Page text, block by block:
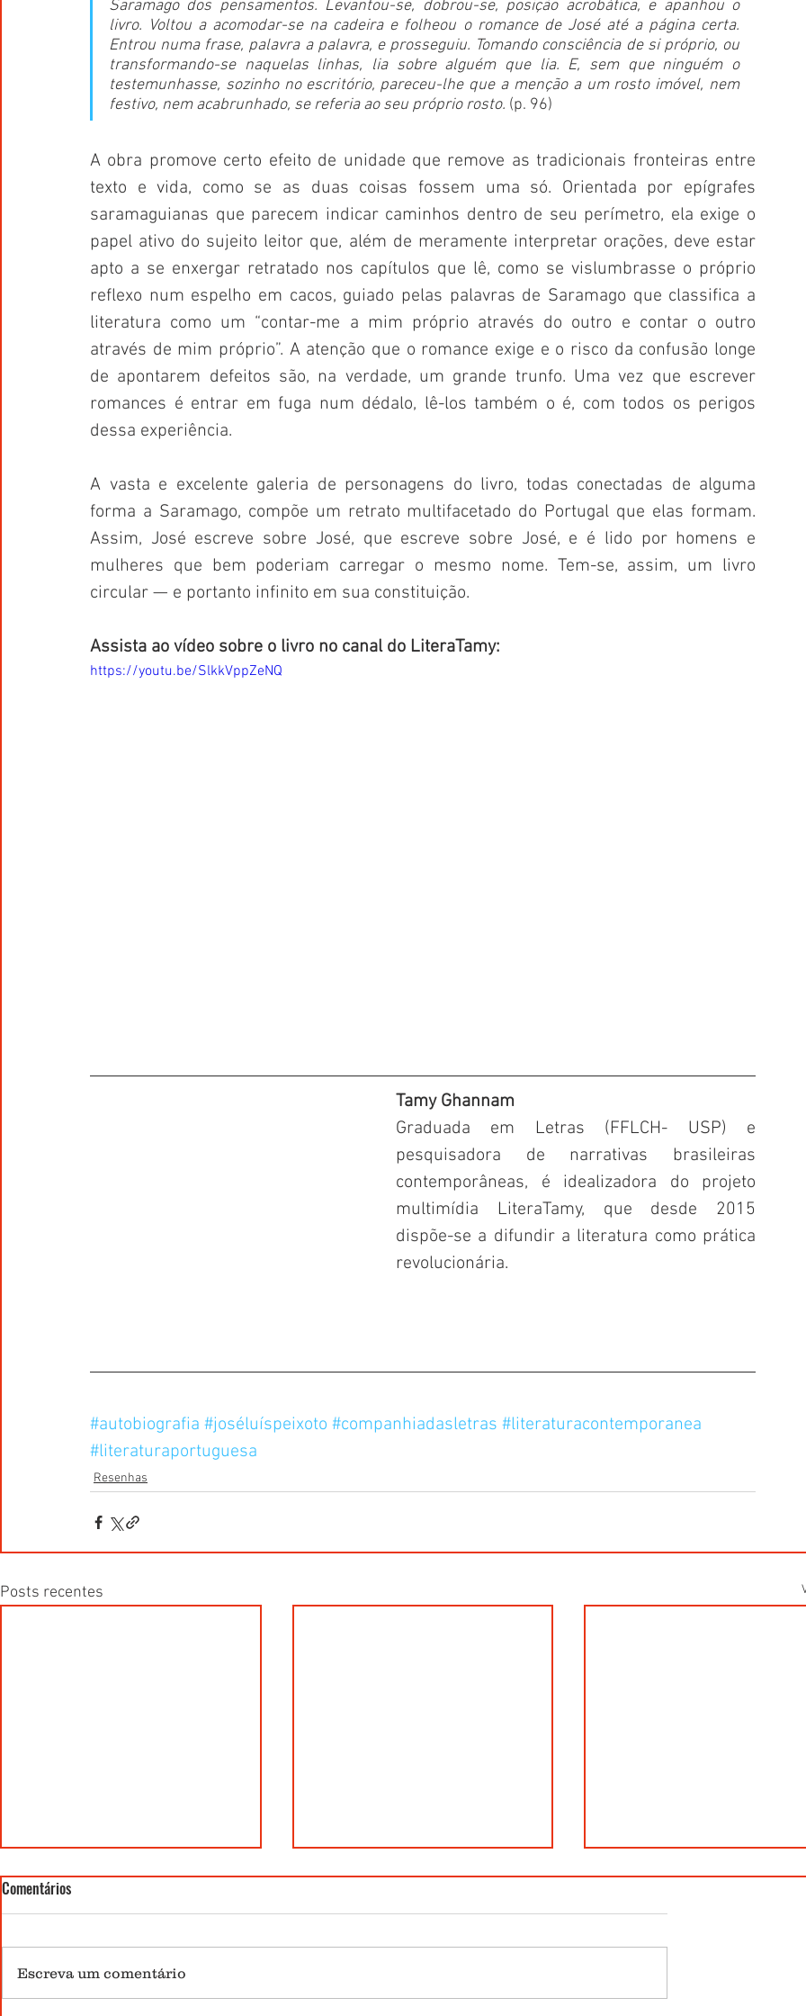
Saramago dos pensamentos. Levantou-se, dobrou-se, posição acrobática, e apanhou o
livro. Voltou a acomodar-se na cadeira e folheou o romance de José até a página certa.
Entrou numa frase, palavra a palavra, e prosseguiu. Tomando consciência de si próprio, ou
transformando-se naquelas linhas, lia sobre alguém que lia. E, sem que ninguém o
testemunhasse, sozinho no escritório, pareceu-lhe que a menção a um rosto imóvel, nem
festivo, nem acabrunhado, se referia ao seu próprio rosto. (p. 96)
A obra promove certo efeito de unidade que remove as tradicionais fronteiras entre
texto e vida, como se as duas coisas fossem uma só. Orientada por epígrafes
saramaguianas que parecem indicar caminhos dentro de seu perímetro, ela exige o
papel ativo do sujeito leitor que, além de meramente interpretar orações, deve estar
apto a se enxergar retratado nos capítulos que lê, como se vislumbrasse o próprio
reflexo num espelho em cacos, guiado pelas palavras de Saramago que classifica a
literatura como um “contar-me a mim próprio através do outro e contar o outro
através de mim próprio”. A atenção que o romance exige e o risco da confusão longe
de apontarem defeitos são, na verdade, um grande trunfo. Uma vez que escrever
romances é entrar em fuga num dédalo, lê-los também o é, com todos os perigos
dessa experiência.
A vasta e excelente galeria de personagens do livro, todas conectadas de alguma
forma a Saramago, compõe um retrato multifacetado do Portugal que elas formam.
Assim, José escreve sobre José, que escreve sobre José, e é lido por homens e
mulheres que bem poderiam carregar o mesmo nome. Tem-se, assim, um livro
circular — e portanto infinito em sua constituição.
Assista ao vídeo sobre o livro no canal do LiteraTamy:
https://youtu.be/SlkkVppZeNQ
Tamy Ghannam
Graduada em Letras (FFLCH- USP) e
pesquisadora de narrativas brasileiras
contemporâneas, é idealizadora do projeto
multimídia LiteraTamy, que desde 2015
dispõe-se a difundir a literatura como prática
revolucionária.
#autobiografia #joséluíspeixoto #companhiadasletras #literaturacontemporanea
#literaturaportuguesa
Resenhas
Posts recentes
Comentários
Escreva um comentário